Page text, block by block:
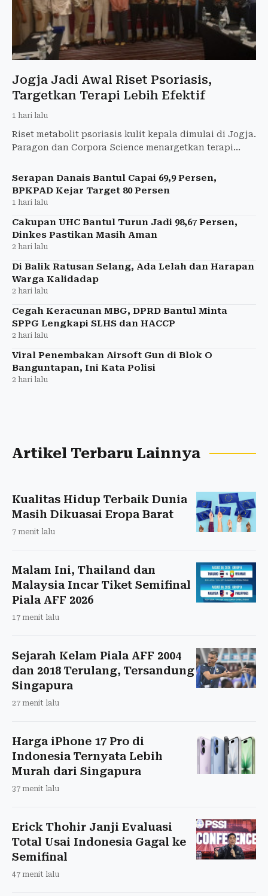
Jogja Jadi Awal Riset Psoriasis,
Targetkan Terapi Lebih Efektif
1 hari lalu
Riset metabolit psoriasis kulit kepala dimulai di Jogja.
Paragon dan Corpora Science menargetkan terapi
Serapan Danais Bantul Capai 69,9 Persen,
BPKPAD Kejar Target 80 Persen
1 hari lalu
Cakupan UHC Bantul Turun Jadi 98,67 Persen,
Dinkes Pastikan Masih Aman
2 hari lalu
Di Balik Ratusan Selang, Ada Lelah dan Harapan
Warga Kalidadap
2 hari lalu
Cegah Keracunan MBG, DPRD Bantul Minta
SPPG Lengkapi SLHS dan HACCP
2 hari lalu
Viral Penembakan Airsoft Gun di Blok O
Banguntapan, Ini Kata Polisi
2 hari lalu
Artikel Terbaru Lainnya
Kualitas Hidup Terbaik Dunia
Masih Dikuasai Eropa Barat
7 menit lalu
Malam Ini, Thailand dan
Malaysia Incar Tiket Semifinal
Piala AFF 2026
17 menit lalu
Sejarah Kelam Piala AFF 2004
dan 2018 Terulang, Tersandung
Singapura
27 menit lalu
Harga iPhone 17 Pro di
Indonesia Ternyata Lebih
Murah dari Singapura
37 menit lalu
Erick Thohir Janji Evaluasi
Total Usai Indonesia Gagal ke
Semifinal
47 menit lalu